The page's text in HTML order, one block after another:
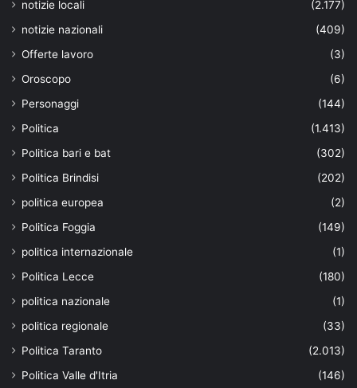
notizie locali
(2.177)
notizie nazionali
(409)
Offerte lavoro
(3)
Oroscopo
(6)
Personaggi
(144)
Politica
(1.413)
Politica bari e bat
(302)
Politica Brindisi
(202)
politica europea
(2)
Politica Foggia
(149)
politica internazionale
(1)
Politica Lecce
(180)
politica nazionale
(1)
politica regionale
(33)
Politica Taranto
(2.013)
Politica Valle d'Itria
(146)